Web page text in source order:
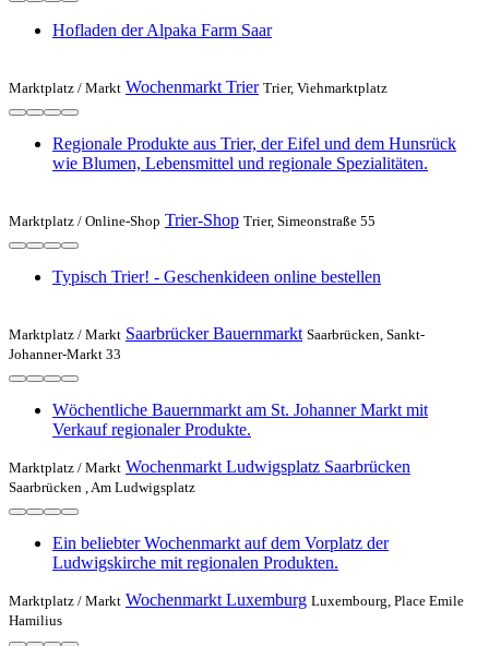
Hofladen der Alpaka Farm Saar
Marktplatz / Markt Wochenmarkt Trier Trier, Viehmarktplatz
Regionale Produkte aus Trier, der Eifel und dem Hunsrück
wie Blumen, Lebensmittel und regionale Spezialitäten.
Marktplatz / Online-Shop Trier-Shop Trier, Simeonstraße 55
Typisch Trier! - Geschenkideen online bestellen
Marktplatz / Markt Saarbrücker Bauernmarkt Saarbrücken, Sankt-
Johanner-Markt 33
Wöchentliche Bauernmarkt am St. Johanner Markt mit
Verkauf regionaler Produkte.
Marktplatz / Markt Wochenmarkt Ludwigsplatz Saarbrücken
Saarbrücken , Am Ludwigsplatz
Ein beliebter Wochenmarkt auf dem Vorplatz der
Ludwigskirche mit regionalen Produkten.
Marktplatz / Markt Wochenmarkt Luxemburg Luxembourg, Place Emile
Hamilius